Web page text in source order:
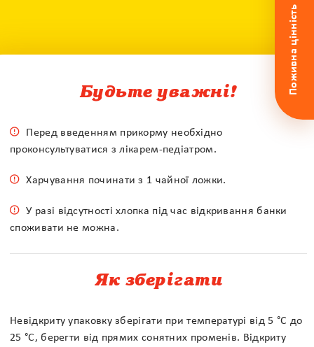
Гаряча лінія
0 800 50 17 85
Будьте уважні!
Перед введенням прикорму необхідно
проконсультуватися з лікарем-педіатром.
Харчування починати з 1 чайної ложки.
У разі відсутності хлопка під час відкривання банки
споживати не можна.
Як зберігати
Невідкриту упаковку зберігати при температурі від 5 °С до
25 °С, берегти від прямих сонятних променів. Відкриту
Поживна цінність